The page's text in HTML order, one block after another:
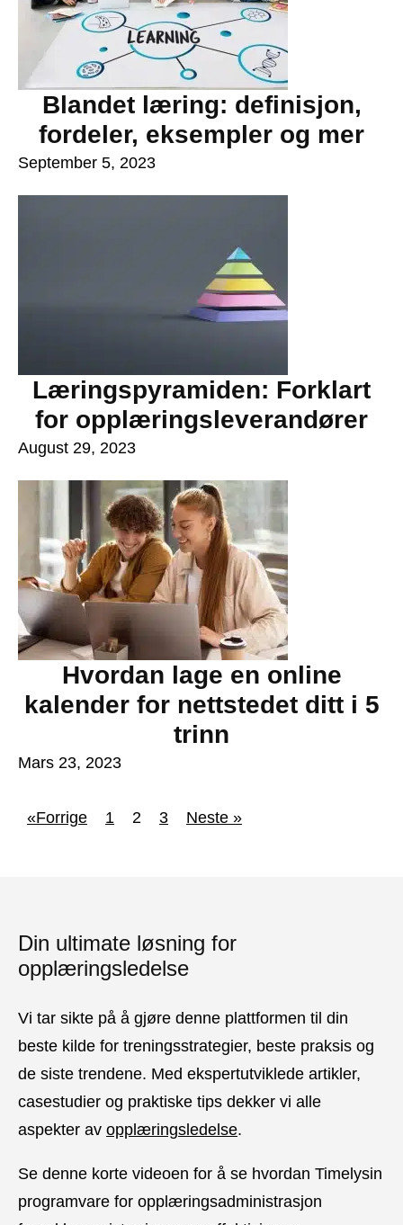
Blandet læring: definisjon,
fordeler, eksempler og mer
September 5, 2023
Læringspyramiden: Forklart
for opplæringsleverandører
August 29, 2023
Hvordan lage en online
kalender for nettstedet ditt i 5
trinn
Mars 23, 2023
«Forrige 1 2 3 Neste »
Din ultimate løsning for
opplæringsledelse
Vi tar sikte på å gjøre denne plattformen til din
beste kilde for treningsstrategier, beste praksis og
de siste trendene. Med ekspertutviklede artikler,
casestudier og praktiske tips dekker vi alle
aspekter av opplæringsledelse.
Se denne korte videoen for å se hvordan Timelysin
programvare for opplæringsadministrasjon